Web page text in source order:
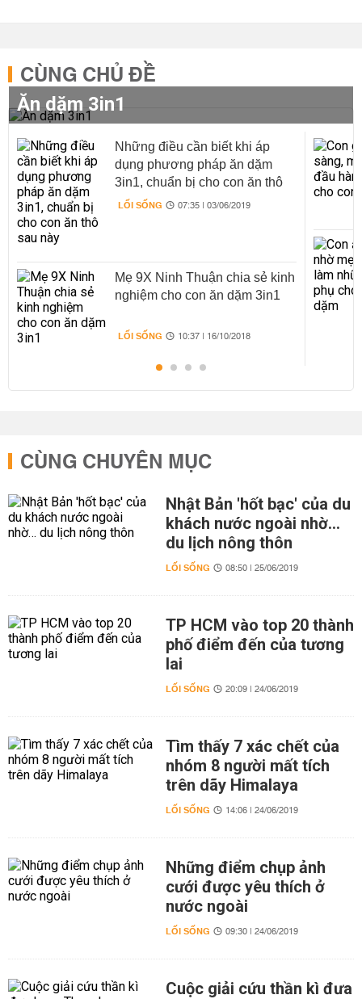
CÙNG CHỦ ĐỀ
Ăn dặm 3in1
Những điều cần biết khi áp
dụng phương pháp ăn dặm
3in1, chuẩn bị cho con ăn thô
sau này
LỐI SỐNG 07:35 | 03/06/2019
Mẹ 9X Ninh Thuận chia sẻ kinh
nghiệm cho con ăn dặm 3in1
LỐI SỐNG 10:37 | 16/10/2018
CÙNG CHUYÊN MỤC
Nhật Bản 'hốt bạc' của du
khách nước ngoài nhờ…
du lịch nông thôn
LỐI SỐNG 08:50 | 25/06/2019
TP HCM vào top 20 thành
phố điểm đến của tương
lai
LỐI SỐNG 20:09 | 24/06/2019
Tìm thấy 7 xác chết của
nhóm 8 người mất tích
trên dãy Himalaya
LỐI SỐNG 14:06 | 24/06/2019
Những điểm chụp ảnh
cưới được yêu thích ở
nước ngoài
LỐI SỐNG 09:30 | 24/06/2019
Cuộc giải cứu thần kì đưa